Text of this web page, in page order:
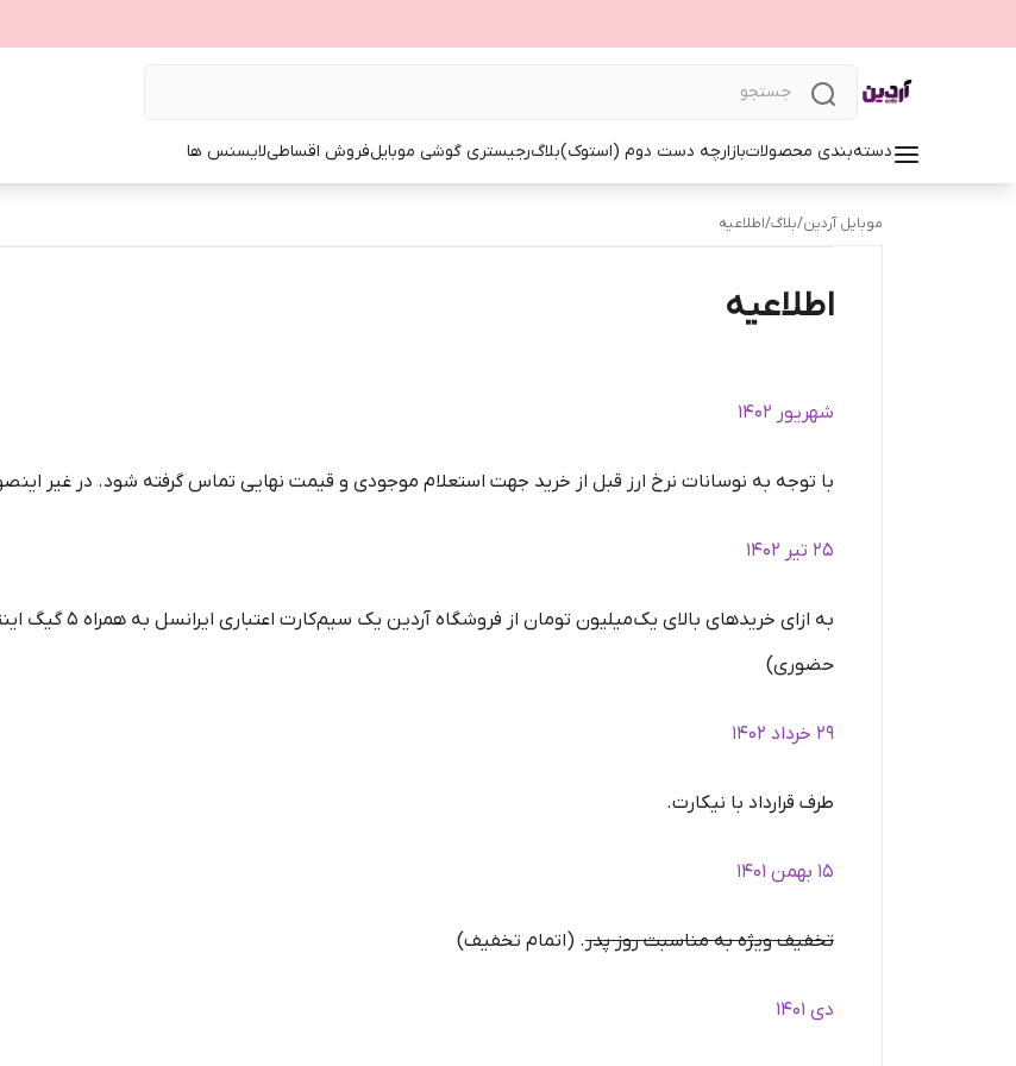
دسته‌بندی محصولاتبازارچه دست دوم (استوک)بلاگرجیستری گوشی موبایلفروش اقساطیلایسنس ها
موبایل آردین/بلاگ/اطلاعیه
اطلاعیه
شهریور 1402
با توجه به نوسانات نرخ ارز قبل از خرید جهت استعلام موجودی و قیمت نهایی تماس گرفته شود. در غیر
25 تیر 1402
به ازای خریدهای
حضوری)
29 خرداد 1402
طرف قرارداد با نیکارت.
15 بهمن 1401
تخفیف ویژه به مناسبت روز پدر. (اتمام تخفیف)
دی 1401